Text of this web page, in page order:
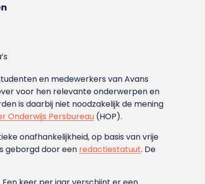
en medewerkers van Avans
voor hen relevante onderwerpen en
is daarbij niet noodzakelijk de mening
Onderwijs Persbureau (HOP).
onafhankelijkheid, op basis van vrije
geborgd door een redactiestatuut. De